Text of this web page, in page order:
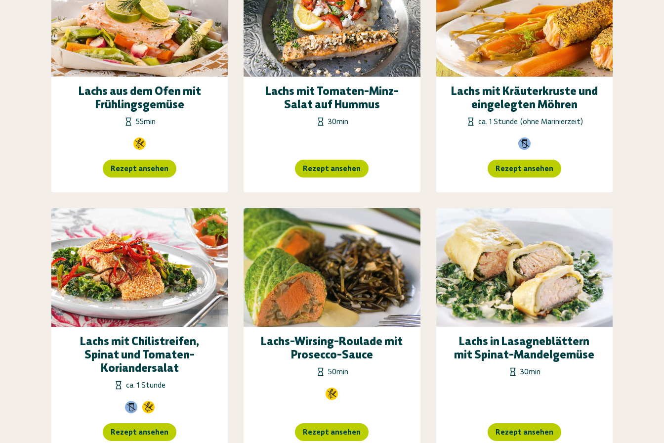
Lachs aus dem Ofen mit
Frühlingsgemüse
55min
Rezept ansehen
Lachs mit Tomaten-Minz-
Salat auf Hummus
30min
Rezept ansehen
Lachs mit Kräuterkruste und
eingelegten Möhren
ca. 1 Stunde (ohne Marinierzeit)
Rezept ansehen
Lachs mit Chilistreifen,
Spinat und Tomaten-
Koriandersalat
ca. 1 Stunde
Rezept ansehen
Lachs-Wirsing-Roulade mit
Prosecco-Sauce
50min
Rezept ansehen
Lachs in Lasagneblättern
mit Spinat-Mandelgemüse
30min
Rezept ansehen